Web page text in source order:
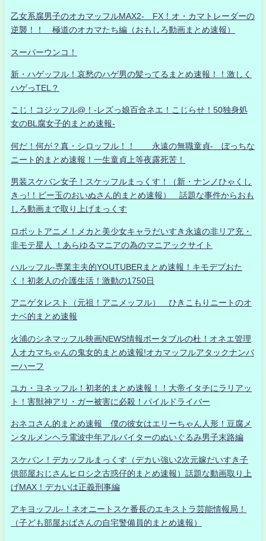
乙女系腐男子のオカマッフルMAX2- FX！オ・カマトレーダーの
逆襲！！ 極道のオカマたち編（おもしろ動画まとめ速報）
スーパーウンコ！
新・ハゲッフル！哀愁のハゲ男の髪ってるまとめ速報！！激しく
ハゲっTEL？
こじ！コジッフル@！-レズっ娘百合ネエ！こじらせ！50独身処
女のBL腐女子的まとめ速報-
何だ！何が？真・シロッフル！！ 永遠の無職童貞- ぼっちな
ニート的まとめ速報！一生童貞上等夜露死苦！
男装スケバン女子！スケッフルまっくす！（新・ナンノひゃくし
きっ!！ビー玉のおいぬさん的まとめ速報） 話題な事件からおも
しろ動画まで取り上げまっくす
ロボットアニメ！メカと美少女キャラだいすき永遠の非リア充・
非モテ星人 ！あらゆるマニアの為のマニアックサイト
ハルッフル-専業主夫的YOUTUBERまとめ速報！キモデブおた
く！初老人の介護生活！激動の1750日
アニゲタレスト（元祖！アニメッフル） ひきこもりニートのオ
ナベ的まとめ速報
火浦のシネマッフル映画NEWS情報ポータブルの杜！オネエ管理
人オカマちゃんの鬼女的まとめ速報!オカマッフルアタックナンバ
ーハーフ
ユカ・ヨネッフル！初老的まとめ速報！！大帝イタチにラリアッ
ト！害獣神アリ・ガー被害に必殺！パイルドライバー
おネコさん的まとめ速報 僕の彼女はエリーちゃん人形！豆腐メ
ンタルメンヘラ電波中年アルバイターのぬいぐるみ男子末路編
スケバン！デカッフルまっくす（デカい強い2次元嫁だいすき子
供部屋おじさんヒロシ之古惑仔的まとめ速報）話題な動画取り上
げMAX！デカいは正義刑事編
アキヨッフル-！ネオニートスケ番長のエキストラ芸能情報局！
（子ども部屋おばさんの自宅警備員的まとめ速報）